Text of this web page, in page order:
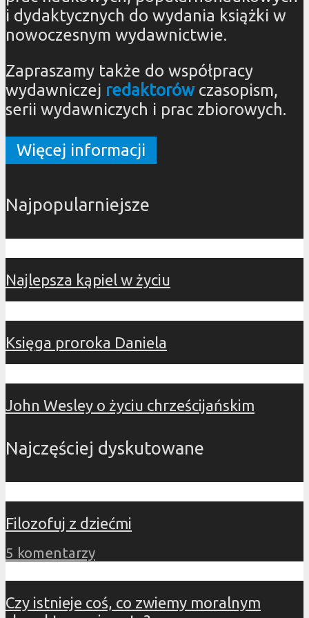
i dydaktycznych do wydania książki w
nowoczesnym wydawnictwie.
Zapraszamy także do współpracy
wydawniczej redaktorówczasopism,
serii wydawniczych i prac zbiorowych.
Więcej informacji
Najpopularniejsze
Najlepsza kąpiel w życiu
Księga proroka Daniela
John Wesley o życiu chrześcijańskim
Najczęściej dyskutowane
Filozofuj z dziećmi
5 komentarzy
Czy istnieje coś, co zwiemy moralnym